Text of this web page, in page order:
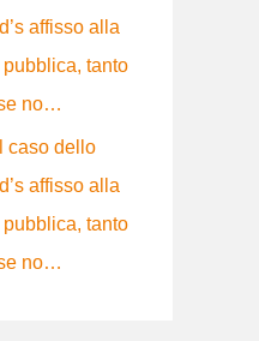
affisso alla
tanto
no…
Il caso dello
affisso alla
tanto
no…